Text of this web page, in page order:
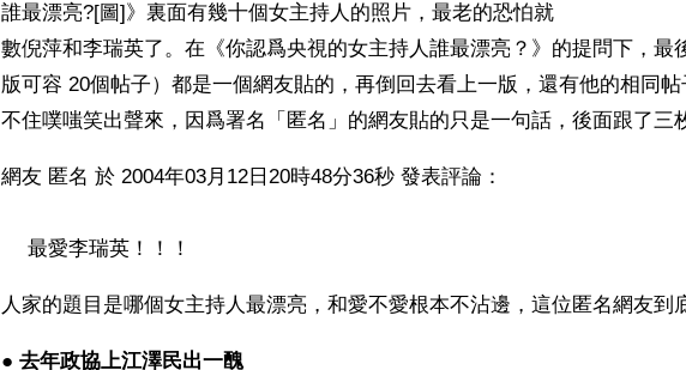
誰最漂亮?[圖]》裏面有幾十個女主持人的照片，最老的恐怕就
數倪萍和李瑞英了。在《你認爲央視的女主持人誰最漂亮？》的提問下，最
版可容 20個帖子）都是一個網友貼的，再倒回去看上一版，還有他的相同
不住噗嗤笑出聲來，因爲署名「匿名」的網友貼的只是一句話，後面跟了三
網友 匿名 於 2004年03月12日20時48分36秒 發表評論：
最愛李瑞英！！！
人家的題目是哪個女主持人最漂亮，和愛不愛根本不沾邊，這位匿名網友到
● 去年政協上江澤民出一醜